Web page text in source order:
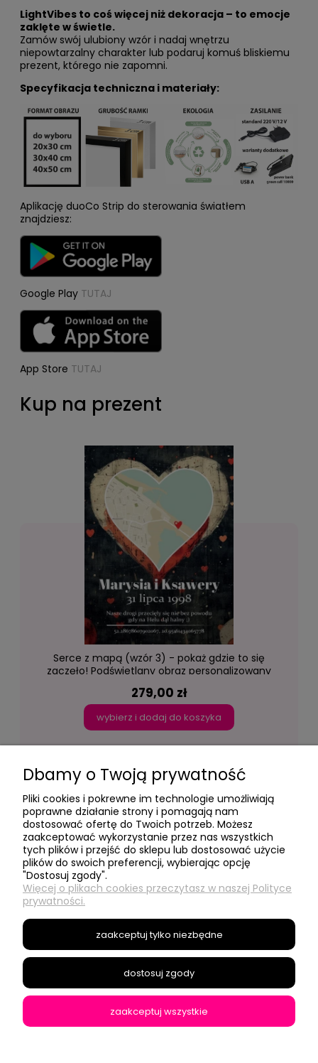
LightVibes to coś więcej niż dekoracja – to emocje
zaklęte w świetle.
Zamów swój ulubiony wzór i nadaj wnętrzu
niepowtarzalny charakter lub podaruj komuś bliskiemu
prezent, którego nie zapomni.
Specyfikacja techniczna i materiały:
Aplikację duoCo Strip do sterowania światłem
znajdziesz:
Google Play TUTAJ
App Store TUTAJ
Kup na prezent
Serce z mapą (wzór 3) - pokaż gdzie to się
zaczęło! Podświetlany obraz personalizowany
279,00 zł
wybierz i dodaj do koszyka
- Moje konto -
- Informacje -
- O nas -
Modyfikacje sklepów Shoper
Dbamy o Twoją prywatność
Pliki cookies i pokrewne im technologie umożliwiają
poprawne działanie strony i pomagają nam
dostosować ofertę do Twoich potrzeb. Możesz
zaakceptować wykorzystanie przez nas wszystkich
tych plików i przejść do sklepu lub dostosować użycie
plików do swoich preferencji, wybierając opcję
"Dostosuj zgody".
Więcej o plikach cookies przeczytasz w naszej Polityce
prywatności.
zaakceptuj tylko niezbędne
dostosuj zgody
zaakceptuj wszystkie